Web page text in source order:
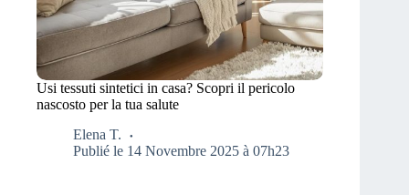
Usi tessuti sintetici in casa? Scopri il pericolo
nascosto per la tua salute
Elena T.
Publié le 14 Novembre 2025 à 07h23